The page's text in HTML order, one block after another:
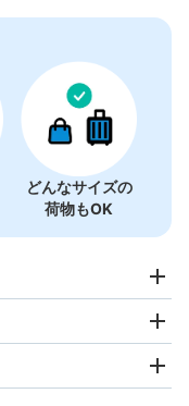
どんなサイズの
荷物もOK